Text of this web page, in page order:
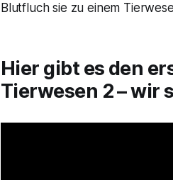
Blutfluch sie zu einem
Hier gibt es den
Tierwesen 2 – wir